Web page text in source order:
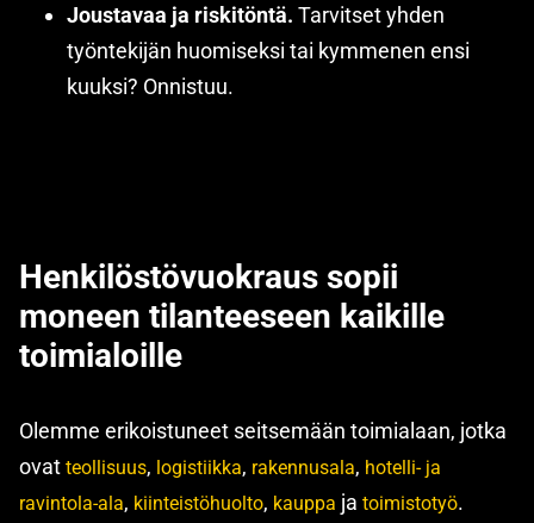
Joustavaa ja riskitöntä. Tarvitset yhden
työntekijän huomiseksi tai kymmenen ensi
kuuksi? Onnistuu.
Henkilöstövuokraus sopii
moneen tilanteeseen kaikille
toimialoille
Olemme erikoistuneet seitsemään toimialaan, jotka
ovat teollisuus, logistiikka, rakennusala, hotelli- ja
ravintola-ala, kiinteistöhuolto, kauppa ja toimistotyö.